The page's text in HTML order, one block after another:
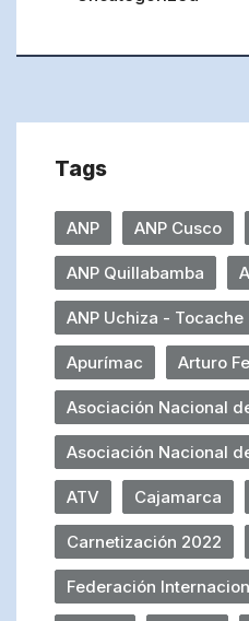
Tags
ANP ANP Cusco
ANP Quillabamba
ANP Uchiza - Tocache
Apurímac Arturo
Asociación Nacional
Asociación Nacional
ATV Cajamarca
Carnetización 2022
Federación